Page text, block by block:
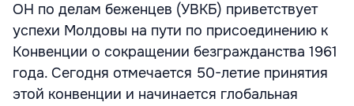
ОН по делам беженцев (УВКБ) приветствует
успехи Молдовы на пути по присоединению к
Конвенции о сокращении безгражданства 1961
года. Сегодня отмечается 50-летие принятия
этой конвенции и начинается глобальная